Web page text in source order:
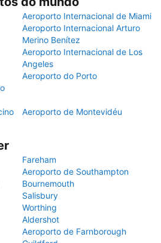
Aeroporto Internacional de Miami
Aeroporto Internacional Arturo
Merino Benítez
Aeroporto Internacional de Los
Angeles
Aeroporto do Porto
Aeroporto de Montevidéu
Fareham
Aeroporto de Southampton
Bournemouth
Salisbury
Worthing
Aldershot
Aeroporto de Farnborough